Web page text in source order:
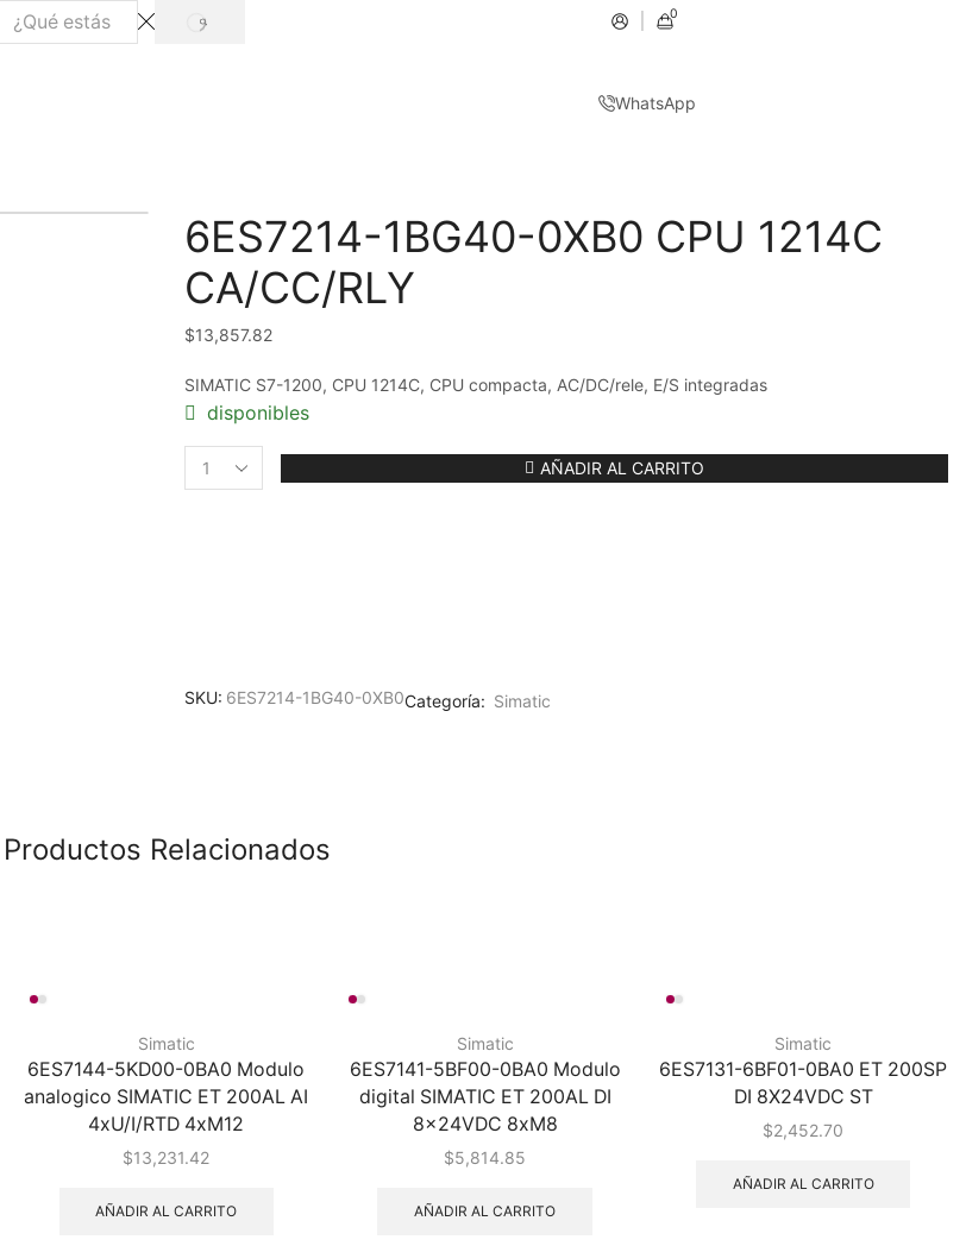
Search
SEARCH
0
WhatsApp
6ES7214-1BG40-0XB0 CPU 1214C
CA/CC/RLY
$13,857.82
SIMATIC S7-1200, CPU 1214C, CPU compacta, AC/DC/rele, E/S integradas
disponibles
6ES7214-
AÑADIR AL CARRITO
SKU: 6ES7214-1BG40-0XB0Categoría: Simatic
Productos Relacionados
Simatic
6ES7144-5KD00-0BA0 Modulo
analogico SIMATIC ET 200AL AI
4xU/I/RTD 4xM12
$13,231.42
AÑADIR AL CARRITO
Simatic
6ES7141-5BF00-0BA0 Modulo
digital SIMATIC ET 200AL DI
8x24VDC 8xM8
$5,814.85
AÑADIR AL CARRITO
Simatic
6ES7131-6BF01-0BA0 ET 200SP
DI 8X24VDC ST
$2,452.70
AÑADIR AL CARRITO